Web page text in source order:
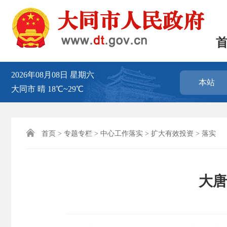
2026年08月08日 星期六
大同市 晴 18℃~29℃
本站
 首页 > 专题专栏 > 中心工作落实 > 扩大有效投资 > 落实
大